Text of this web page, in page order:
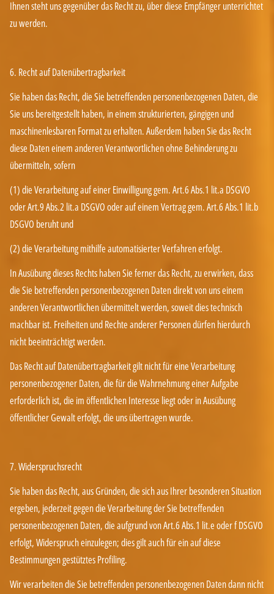
Ihnen steht uns gegenüber das Recht zu, über diese Empfänger unterrichtet
zu werden.
6. Recht auf Datenübertragbarkeit
Sie haben das Recht, die Sie betreffenden personenbezogenen Daten, die
Sie uns bereitgestellt haben, in einem strukturierten, gängigen und
maschinenlesbaren Format zu erhalten. Außerdem haben Sie das Recht
diese Daten einem anderen Verantwortlichen ohne Behinderung zu
übermitteln, sofern
(1) die Verarbeitung auf einer Einwilligung gem. Art.6 Abs.1 lit.a DSGVO
oder Art.9 Abs.2 lit.a DSGVO oder auf einem Vertrag gem. Art.6 Abs.1 lit.b
DSGVO beruht und
(2) die Verarbeitung mithilfe automatisierter Verfahren erfolgt.
In Ausübung dieses Rechts haben Sie ferner das Recht, zu erwirken, dass
die Sie betreffenden personenbezogenen Daten direkt von uns einem
anderen Verantwortlichen übermittelt werden, soweit dies technisch
machbar ist. Freiheiten und Rechte anderer Personen dürfen hierdurch
nicht beeinträchtigt werden.
Das Recht auf Datenübertragbarkeit gilt nicht für eine Verarbeitung
personenbezogener Daten, die für die Wahrnehmung einer Aufgabe
erforderlich ist, die im öffentlichen Interesse liegt oder in Ausübung
öffentlicher Gewalt erfolgt, die uns übertragen wurde.
7. Widerspruchsrecht
Sie haben das Recht, aus Gründen, die sich aus Ihrer besonderen Situation
ergeben, jederzeit gegen die Verarbeitung der Sie betreffenden
personenbezogenen Daten, die aufgrund von Art.6 Abs.1 lit.e oder f DSGVO
erfolgt, Widerspruch einzulegen; dies gilt auch für ein auf diese
Bestimmungen gestütztes Profiling.
Wir verarbeiten die Sie betreffenden personenbezogenen Daten dann nicht